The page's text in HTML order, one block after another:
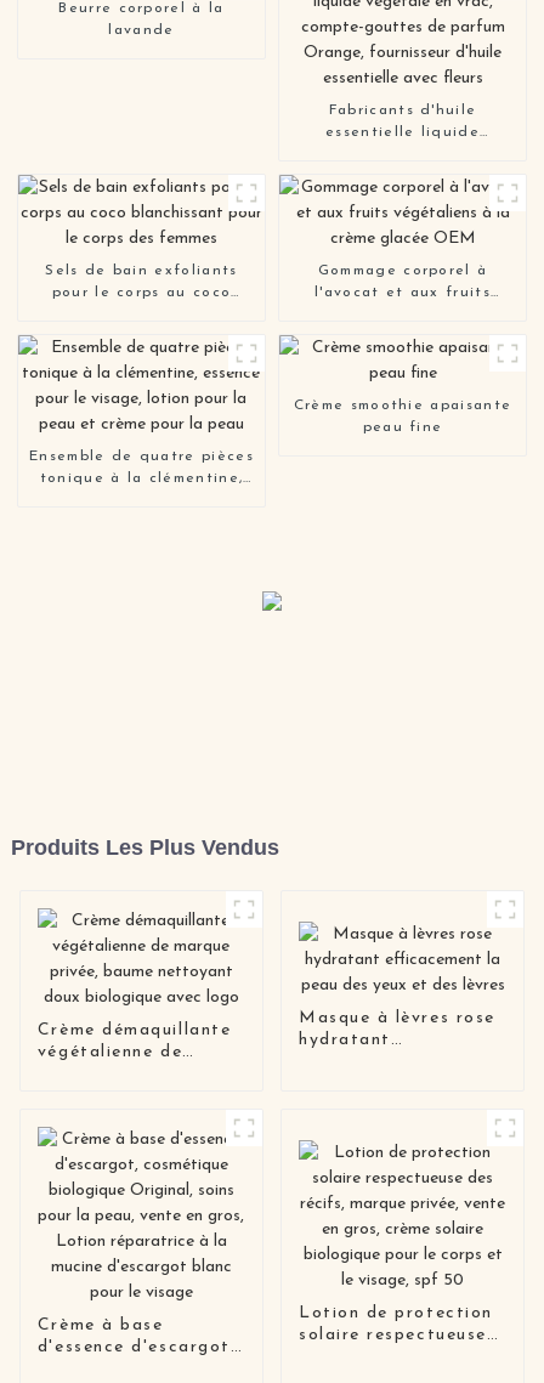
Beurre corporel à la
lavande
Fabricants d'huile
essentielle liquide
gouttes de parfum Orange,
fournisseur d'huile
essentielle avec fleurs
Sels de bain exfoliants
pour le corps au coco
des femmes
Gommage corporel à
l'avocat et aux fruits
glacée OEM
Ensemble de quatre pièces
tonique à la clémentine,
Crème smoothie apaisante
peau fine
Produits Les Plus Vendus
Crème démaquillante
végétalienne de
Masque à lèvres rose
hydratant
Crème à base
d'essence d'escargot,
Lotion de protection
solaire respectueuse